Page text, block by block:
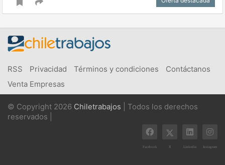
RSS Privacidad Términos y condiciones
Contáctanos
Venta Empresas
© Copyright 2026 Chiletrabajos | Todos los derechos
reservados |
Facebook X Linkedin Instagram